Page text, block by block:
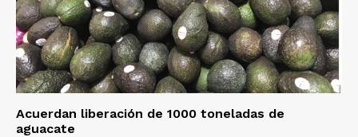
Acuerdan liberación de 1000 toneladas de
aguacate